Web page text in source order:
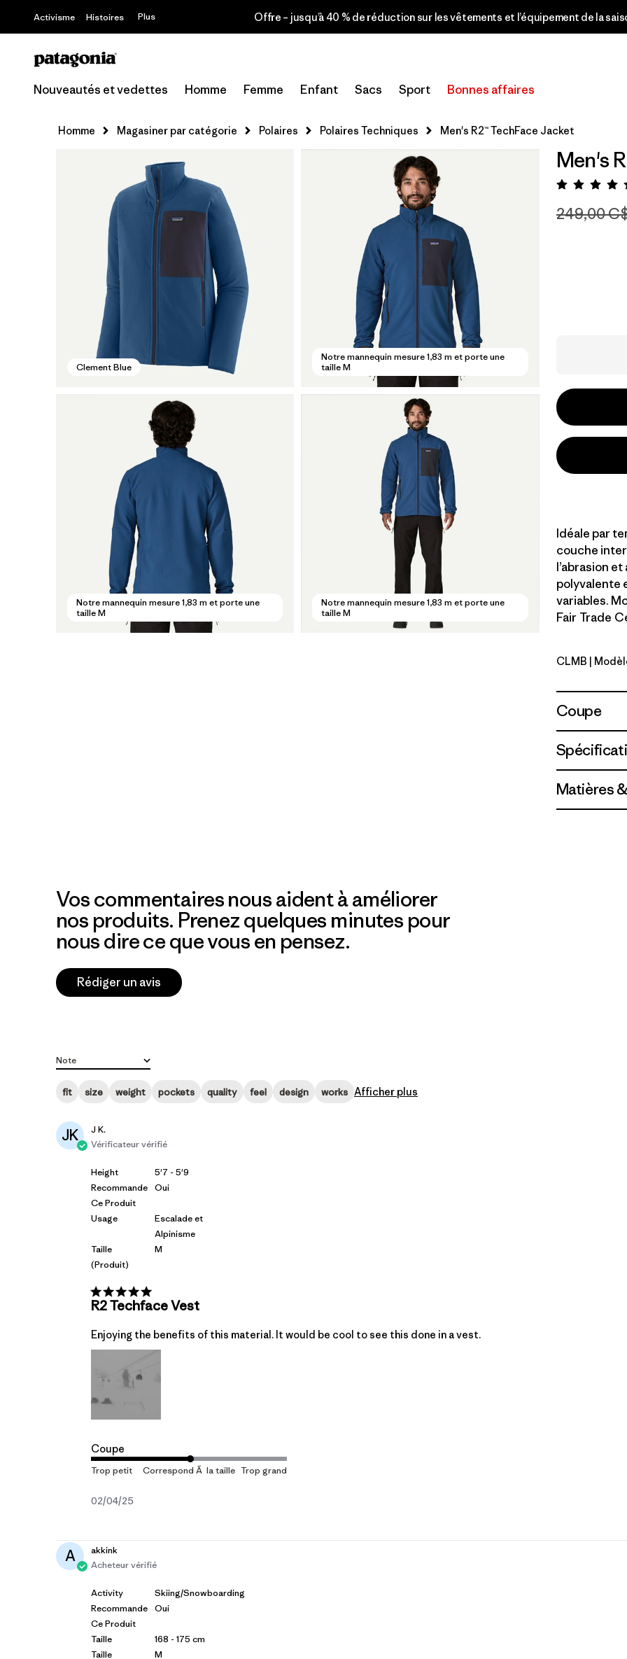
Activisme Histoires Plus Offre – jusqu’à 40 % de réduction sur les vêtements et l’équipement de la
Nouveautés et vedettes Homme Femme Enfant Sacs Sport Bonnes affaires
Homme Magasiner par catégorie Polaires Polaires Techniques Men's R2™ TechFace Jacket
Clement Blue
Notre mannequin mesure 1,83 m et porte une
taille M
Notre mannequin mesure 1,83 m et porte une
taille M
Notre mannequin mesure 1,83 m et porte une
taille M
Men's
249,00
Idéale par
couche
l’abrasion
polyvalente
variables.
Fair Trade
Clement
CLMB |
Coupe
Matières
Vos commentaires nous aident à améliorer
nos produits. Prenez quelques minutes pour
nous dire ce que vous en pensez.
Rédiger un avis
Note
Toutes les évaluations
fit size weight pockets quality feel design works Afficher plus
JK
J K.
Vérificateur vérifié
Height
Recommande
Ce Produit
Usage
Taille
(produit)
5'7 - 5'9
Oui
Escalade et
Alpinisme
M
R2 Techface Vest
Enjoying the benefits of this material. It would be cool to see this done in a vest.
Coupe
02/04/25
A
akkink
Acheteur vérifié
Activity
Recommande
Ce Produit
Taille
Taille
Skiing/Snowboarding
Oui
168 - 175 cm
M